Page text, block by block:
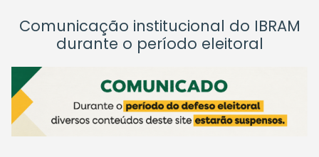
Comunicação institucional do IBRAM
durante o período eleitoral